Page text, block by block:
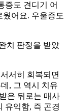
증도 견디기 어
어요. 우울증도
치 판정을 받았
서히 회복되면
, 그 역시 치유
은 뒤로는 매사
유익함, 즉 곤경